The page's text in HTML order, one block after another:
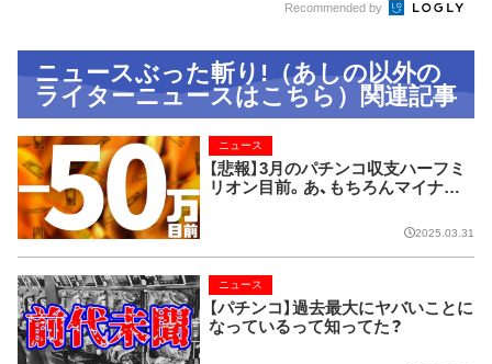
Recommended by
ニュースぶった斬り!（あしの以外の
ライターニュースはこちら）関連記事
【悲報】3月のパチンコ収支ハーフミ
リオン目前。あ、もちろんマイナス
ニュース
2025.03.31
【パチンコ】過去最大にヤバいことに
なっているって知ってた？
ニュース